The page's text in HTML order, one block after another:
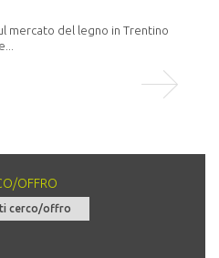
mercato del legno in Trentino
OFFRO
cerco/offro